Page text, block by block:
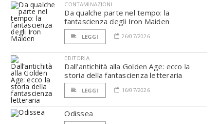
CONTAMINAZIONI
Da qualche parte nel tempo: la
fantascienza degli Iron Maiden
LEGGI 26/07/2026
EDITORIA
Dall’antichità alla Golden Age: ecco la
storia della fantascienza letteraria
LEGGI 16/07/2026
Odissea